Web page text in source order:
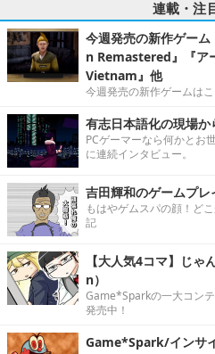
連載・注
今週発売の新作ゲー
n Remastered』『ア
Vietnam』他
今週発売の新作ゲームはこ
有志日本語化の現場か
PCゲーマーなら何かとお
に連続インタビュー。
吉田輝和のゲームプレ
もはやゲムスパの顔！ど
記
【大人気4コマ】じ
n）
Game*Sparkの一大コン
発売中！
Game*Spark/インサ